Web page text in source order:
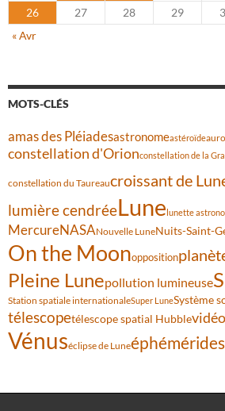
26
27 28 29
« Avr
MOTS-CLÉS
amas des Pléiadesastronomeastéroïde
constellation d'Orionconstellation de la
constellation du Taureaucroissant de
lumière cendréeLunelunette
MercureNASANouvelle LuneNuits-Saint-
On the Moonopposition
Pleine Lunepollution lumineuse
Station spatiale internationaleSuper LuneSystème
télescopetélescope spatial Hubblevidéo
Vénuséclipse de Luneéphémérides